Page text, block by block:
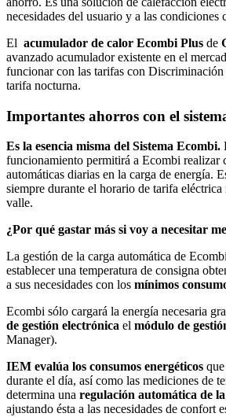
necesidades del usuario y a las condiciones
El acumulador de calor Ecombi Plus de
avanzado acumulador existente en el
funcionar con las tarifas con
tarifa nocturna.
Importantes ahorros con el
Es la esencia misma del Sistema Ecombi.
funcionamiento permitirá a Ecombi realizar
automáticas diarias en la carga de energía.
siempre durante el horario de tarifa
valle.
¿Por qué gastar más si voy a necesitar
La gestión de la carga automática de
establecer una temperatura de consigna
a sus necesidades con los mínimos
Ecombi sólo cargará la energía necesaria
de gestión electrónica el módulo de
Manager).
IEM evalúa los consumos energéticos
durante el día, así como las mediciones de
determina una regulación automática de
ajustando ésta a las necesidades de confort